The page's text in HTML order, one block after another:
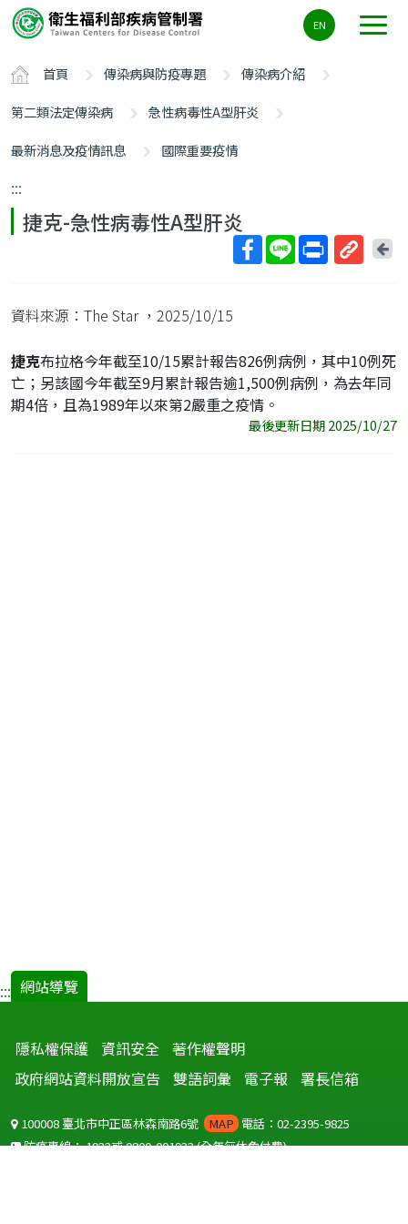
要
容
ALT+C
EN
首頁 傳染病與防疫專題
傳染病介紹
第二類法定傳染病
急性病毒性A型肝炎
最新消息及疫情訊息
國際重要疫情
:::
捷克-急性病毒性A型肝炎
址
回
資料來源：The Star ，2025/10/15
捷克布拉格今年截至10/15累計報告826例病例，其中10例死
亡；另該國今年截至9月累計報告逾1,500例病例，為去年同
期4倍，且為1989年以來第2嚴重之疫情。
最後更新日期 2025/10/27
::: 網站導覽
隱私權保護 資訊安全 著作權聲明
政府網站資料開放宣告
雙語詞彙 電子報 署長信箱
100008 臺北市中正區林森南路6號 MAP 電話：02-2395-9825
防疫專線：1922或0800-001922(全年無休免付費)